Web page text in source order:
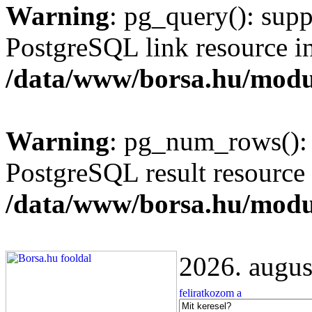
Warning: pg_query():
PostgreSQL link resource
/data/www/borsa.hu/
Warning:
PostgreSQL result
/data/www/borsa.hu/
2026.